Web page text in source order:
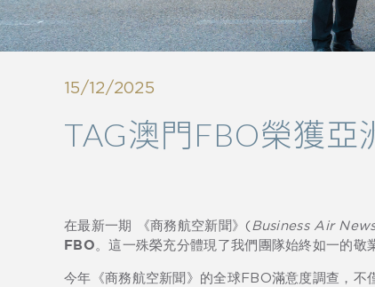
15/12/2025
TAG澳門FBO榮獲亞
在最新一期 《商務航空新聞》(Business Air
FBO 。這一殊榮充分體現了我們團隊始終如一的敬
今年《商務航空新聞》的全球FBO滿意度調查，不